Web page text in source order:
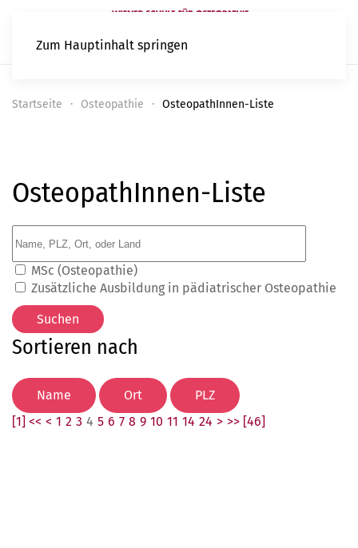
Zum Hauptinhalt springen
Startseite Osteopathie OsteopathInnen-Liste
OsteopathInnen-Liste
MSc (Osteopathie)
Zusätzliche Ausbildung in pädiatrischer Osteopathie
Sortieren nach
[1] << < 1 2 3 4 5 6 7 8 9 10 11 14 24 > >> [46]